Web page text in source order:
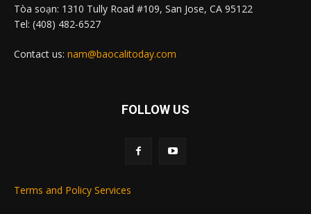
Tòa soạn: 1310 Tully Road #109, San Jose, CA 95122
Tel: (408) 482-6527
Contact us: nam@baocalitoday.com
FOLLOW US
Terms and Policy Services